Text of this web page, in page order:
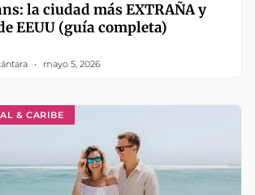
la ciudad más EXTRAÑA y
EEUU (guía completa)
mayo 5, 2026
& CARIBE